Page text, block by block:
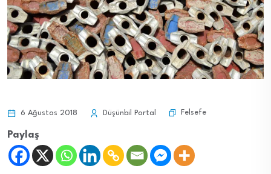
6 Ağustos 2018 Düşünbil Portal Felsefe
Paylaş